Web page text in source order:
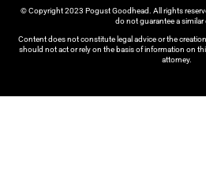
© Copyright 2023 Pogust Goodhead. All rights
do not guarantee a similar
Content does not constitute legal advice or the
should not act or rely on the basis of information on
attorney.